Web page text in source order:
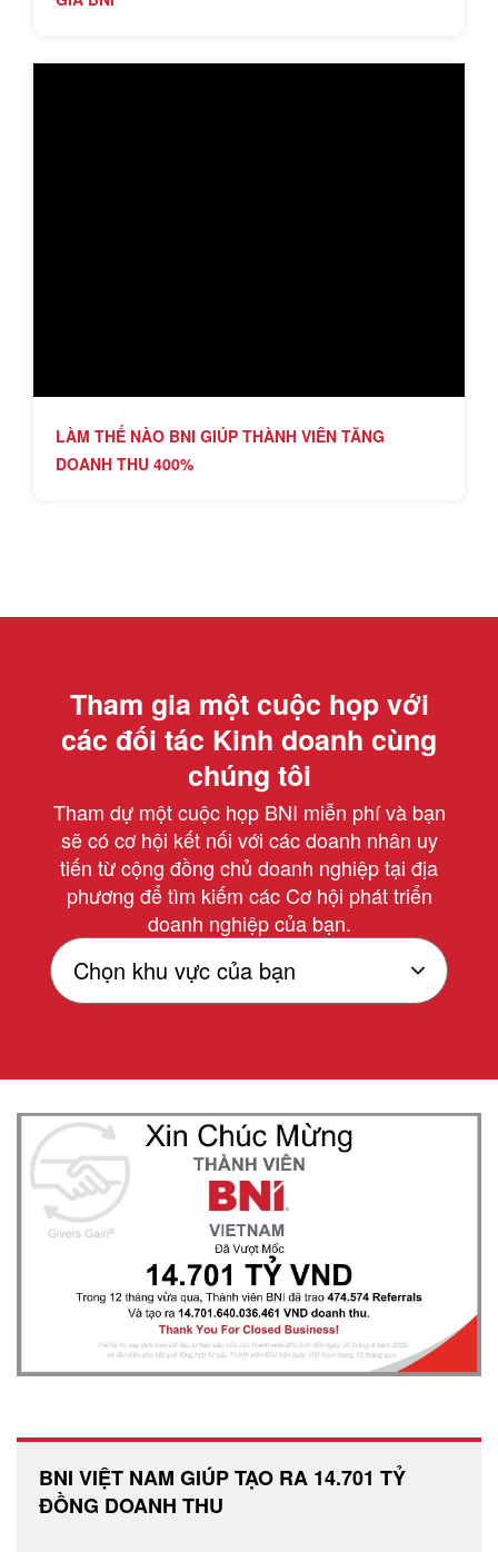
LÀM THẾ NÀO BNI GIÚP THÀNH VIÊN TĂNG
DOANH THU 400%
Tham gia một cuộc họp với
các đối tác Kinh doanh cùng
chúng tôi
Tham dự một cuộc họp BNI miễn phí và bạn
sẽ có cơ hội kết nối với các doanh nhân uy
tiến từ cộng đồng chủ doanh nghiệp tại địa
phương để tìm kiếm các Cơ hội phát triển
doanh nghiệp của bạn.
BNI VIỆT NAM GIÚP TẠO RA 14.701 TỶ
ĐỒNG DOANH THU